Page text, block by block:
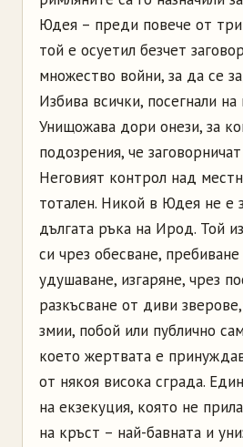
Юдея – преди повече от
той е осуетил безчет
множество войни, за да се
Избива всички, посегнали на
Унищожава дори онези, за
подозрения, че
Неговият контрол над
тотален. Никой в Юдея не е
дългата ръка на Ирод. Той
си чрез обесване,
удушаване, изгаряне, чрез
разкъсване от диви
змии, побой или публично
което жертвата е
от някоя висока сграда.
на екзекуция, която не
на кръст – най-бавната и